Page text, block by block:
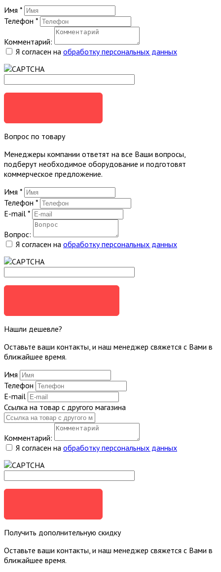
Имя *
Телефон *
Комментарий:
Я согласен на обработку персональных данных
Вопрос по товару
Менеджеры компании ответят на все Ваши вопросы,
подберут необходимое оборудование и подготовят
коммерческое предложение.
Имя *
Телефон *
E-mail *
Вопрос:
Я согласен на обработку персональных данных
Нашли дешевле?
Оставьте ваши контакты, и наш менеджер свяжется с Вами в
ближайшее время.
Имя
Телефон
E-mail
Ссылка на товар с другого магазина
Комментарий:
Я согласен на обработку персональных данных
Получить дополнительную скидку
Оставьте ваши контакты, и наш менеджер свяжется с Вами в
ближайшее время.